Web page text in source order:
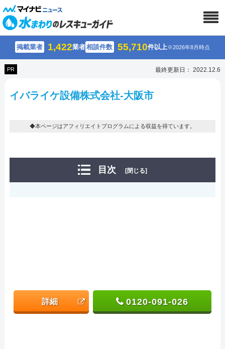
掲載業者 1,422業者相談件数 55,710件以上※2026年8月時点
PR 最終更新日： 2022.12.6
イバライケ設備株式会社-大阪市
◆本ページはアフィリエイトプログラムによる収益を得ています。
目次 [閉じる]
詳細 0120-091-026